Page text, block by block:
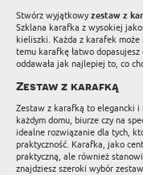
Stwórz wyjątkowyzestaw z
Szklana karafka z wysokiej
kieliszki. Każda z karafek
temu karafkę łatwo
oddawała jak najlepiej to, co
Zestaw z karafką
Zestaw z karafką to elegancki
każdym domu, biurze czy na
idealne rozwiązanie dla tych,
praktyczność. Karafka, jako
praktyczną, ale również
znajdziesz szeroki wybór